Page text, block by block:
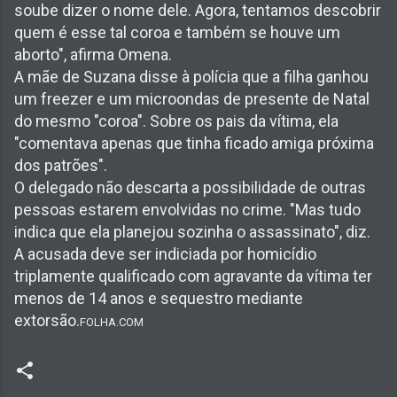
soube dizer o nome dele. Agora, tentamos descobrir
quem é esse tal coroa e também se houve um
aborto", afirma Omena.
A mãe de Suzana disse à polícia que a filha ganhou
um freezer e um microondas de presente de Natal
do mesmo "coroa". Sobre os pais da vítima, ela
"comentava apenas que tinha ficado amiga próxima
dos patrões".
O delegado não descarta a possibilidade de outras
pessoas estarem envolvidas no crime. "Mas tudo
indica que ela planejou sozinha o assassinato", diz.
A acusada deve ser indiciada por homicídio
triplamente qualificado com agravante da vítima ter
menos de 14 anos e sequestro mediante
extorsão.FOLHA.COM